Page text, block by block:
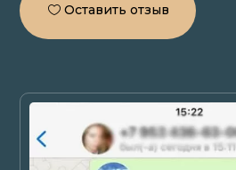
Оставить отзыв